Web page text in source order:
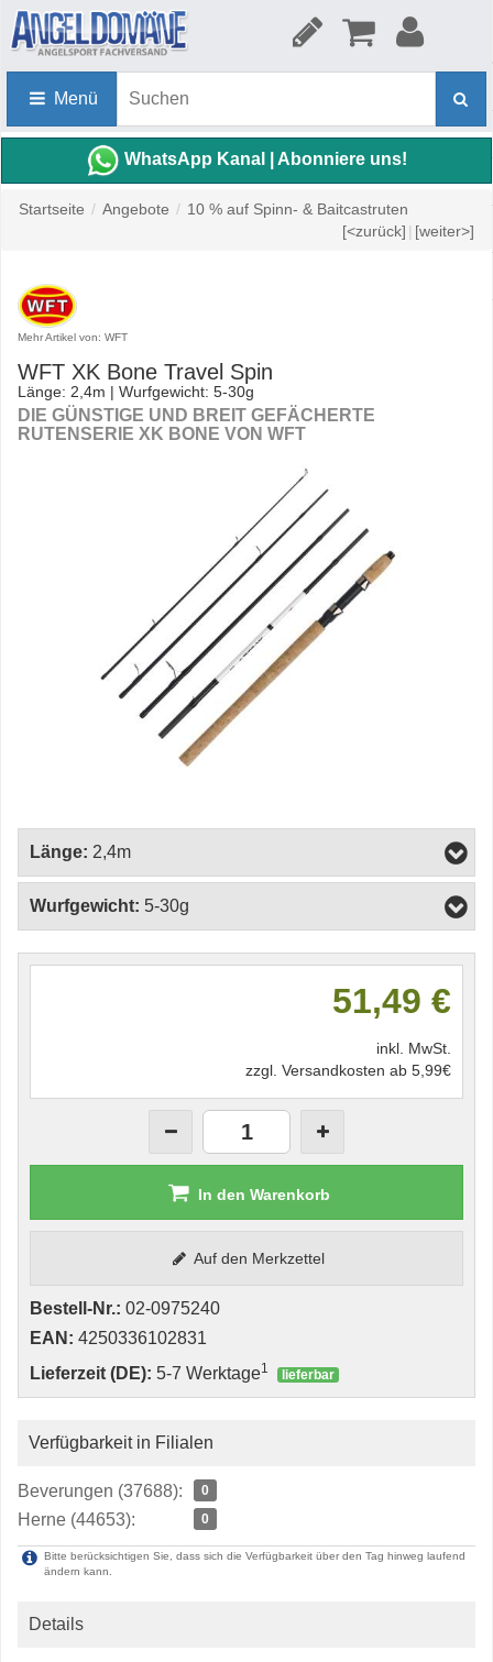
Menü
WhatsApp Kanal | Abonniere uns!
Startseite / Angebote / 10 % auf Spinn- & Baitcastruten
[<zurück] | [weiter>]
Mehr Artikel von: WFT
WFT XK Bone Travel Spin
Länge: 2,4m | Wurfgewicht: 5-30g
DIE GÜNSTIGE UND BREIT GEFÄCHERTE
RUTENSERIE XK BONE VON WFT
Länge: 2,4m
Wurfgewicht: 5-30g
51,49 €
inkl. MwSt.
zzgl. Versandkosten ab 5,99€
In den Warenkorb
Auf den Merkzettel
Bestell-Nr.: 02-0975240
EAN: 4250336102831
Lieferzeit (DE): 5-7 Werktage1 lieferbar
Verfügbarkeit in Filialen
Beverungen (37688): 0
Herne (44653): 0
Bitte berücksichtigen Sie, dass sich die Verfügbarkeit über den Tag hinweg laufend
ändern kann.
Details